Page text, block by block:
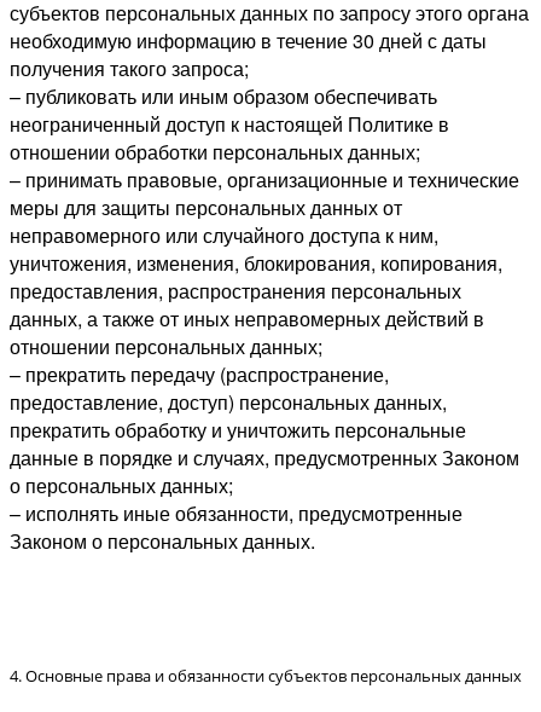
субъектов персональных данных по запросу этого органа
необходимую информацию в течение 30 дней с даты
получения такого запроса;
– публиковать или иным образом обеспечивать
неограниченный доступ к настоящей Политике в
отношении обработки персональных данных;
– принимать правовые, организационные и технические
меры для защиты персональных данных от
неправомерного или случайного доступа к ним,
уничтожения, изменения, блокирования, копирования,
предоставления, распространения персональных
данных, а также от иных неправомерных действий в
отношении персональных данных;
– прекратить передачу (распространение,
предоставление, доступ) персональных данных,
прекратить обработку и уничтожить персональные
данные в порядке и случаях, предусмотренных Законом
о персональных данных;
– исполнять иные обязанности, предусмотренные
Законом о персональных данных.
4. Основные права и обязанности субъектов персональных данных